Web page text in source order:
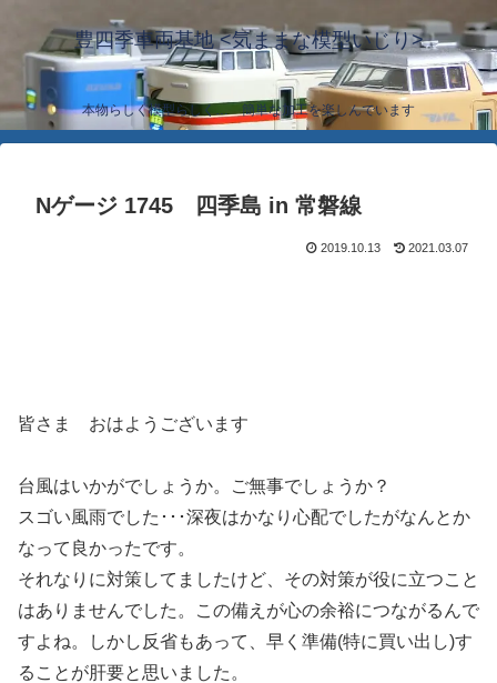
豊四季車両基地 <気ままな模型いじり>
本物らしく模型らしく… 簡単な加工を楽しんでいます
Nゲージ 1745 四季島 in 常磐線
2019.10.13 2021.03.07
皆さま おはようございます
台風はいかがでしょうか。ご無事でしょうか？
スゴい風雨でした･･･深夜はかなり心配でしたがなんとか
なって良かったです。
それなりに対策してましたけど、その対策が役に立つこと
はありませんでした。この備えが心の余裕につながるんで
すよね。しかし反省もあって、早く準備(特に買い出し)す
ることが肝要と思いました。